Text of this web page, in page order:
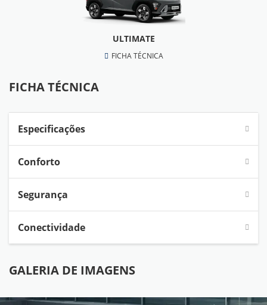
ULTIMATE
FICHA TÉCNICA
FICHA TÉCNICA
Especificações
Conforto
Segurança
Conectividade
GALERIA DE IMAGENS